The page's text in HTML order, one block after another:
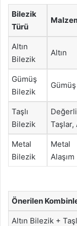
Bilezik
Türü
Altın
Bilezik
Altın
Gümüş
Bilezik
Gümüş
Taşlı
Bilezik
Değerli
Taşlar,
Metal
Bilezik
Metal
Alaşım
Önerilen
Altın Bilezik +